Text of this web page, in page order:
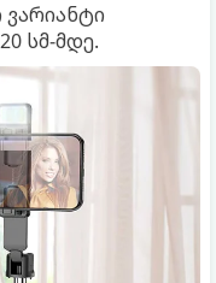
სმ-მდე.